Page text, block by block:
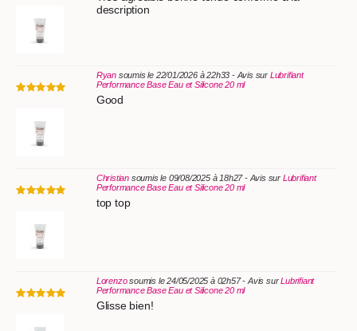
description
Ryansoumis le 22/01/2026 à 22h33 - Avis sur Lubrifiant
Performance Base Eau et Silicone 20 ml
Good
Christiansoumis le 09/08/2025 à 18h27 - Avis sur Lubrifiant
Performance Base Eau et Silicone 20 ml
top top
Lorenzosoumis le 24/05/2025 à 02h57 - Avis surLubrifiant
Performance Base Eau et Silicone 20 ml
Glisse bien!